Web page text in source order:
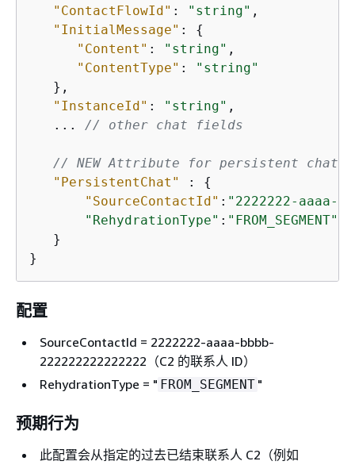
"ContactFlowId" : "string" ,
"InitialMessage" : {
"Content" : "string" ,
"ContentType" :
"string"
   },
"InstanceId" : "string" ,
   ...
// other chat fields
// NEW Attribute for persistent chat
"PersistentChat"
: {
"SourceContactId" : "2222222-aaaa-
"RehydrationType" : "FROM_SEGMENT"
   }
}
配置
SourceContactId = 2222222-aaaa-bbbb-
222222222222222（C2 的联系人 ID）
RehydrationType = " FROM_SEGMENT "
预期行为
此配置会从指定的过去已结束联系人 C2（例如